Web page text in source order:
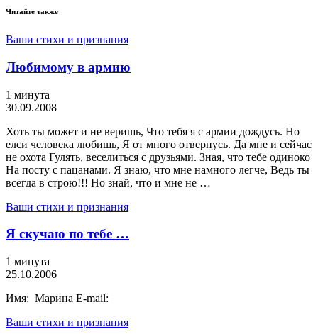
Читайте также
Ваши стихи и признания
Любимому в армию
1 минута
30.09.2008
Хоть ты может и не веришь, Что тебя я с армии дождусь. Но
елси человека любишь, Я от много отвернусь. Да мне и сейчас
не охота Гулять, веселиться с друзьями. Зная, что тебе одиноко
На посту с пацанами. Я знаю, что мне намного легче, Ведь ты
всегда в строю!!! Но знай, что и мне не …
Ваши стихи и признания
Я скучаю по тебе …
1 минута
25.10.2006
Имя: Марина E-mail:
Ваши стихи и признания